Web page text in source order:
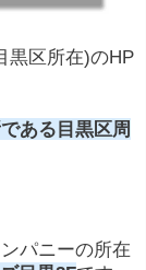
黒区所在)のHP
ある目黒区周
パニーの所在